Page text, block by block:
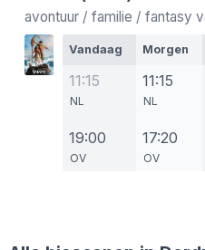
avontuur / familie / fantasy
Vandaag Morgen
11:15
NL
19:00
OV
11:15
NL
17:20
OV